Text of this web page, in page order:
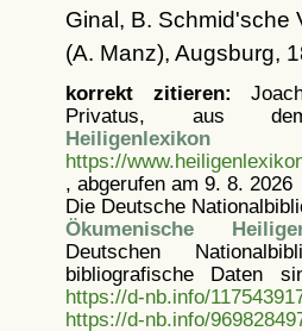
Ginal, B. Schmid'sche
(A. Manz), Augsburg,
korrekt zitieren:
Privatus, aus
Heiligenlexikon
https://
, abgerufen am 9. 8. 2026
Die Deutsche
Ökumenische
Deutschen
bibliografische Daten
https://d-nb.info/
https://d-nb.info/